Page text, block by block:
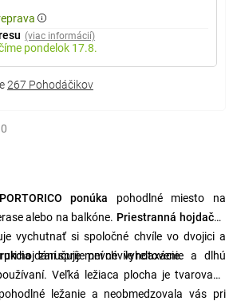
(viac informácií)
pondelok 17.8.
267 Pohodáčikov
ponúka pohodlné miesto na
alebo na balkóne. Priestranná hojdačka
vychutnať si spoločné chvíle vo dvojici a
hojdání spríjemní chvíle relaxácie.
zaručuje pevné vyhotovenie a dlhú
Veľká ležiaca plocha je tvarovaná
ležanie a neobmedzovala vás pri